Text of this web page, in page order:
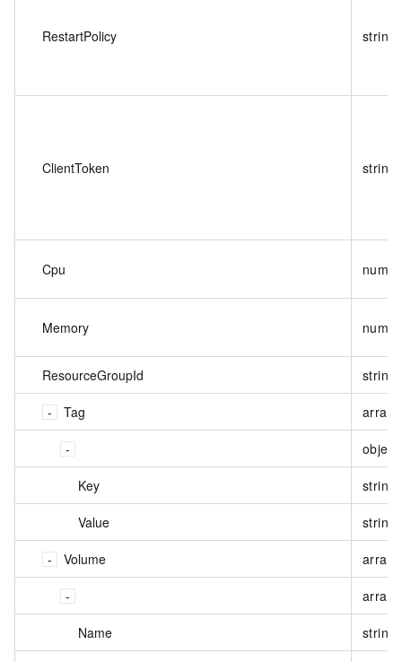
RestartPolicy string
ClientToken string
Cpu
Memory
ResourceGroupId string
Tag
object
Key string
Value string
Volume
Name string